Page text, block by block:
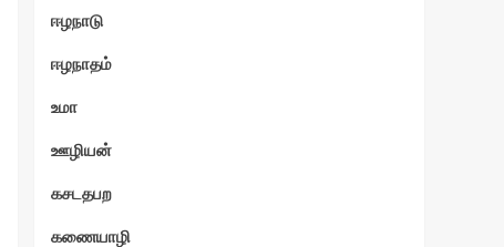
ஈழநாடு
ஈழநாதம்
உமா
ஊழியன்
கசடதபற
கணையாழி